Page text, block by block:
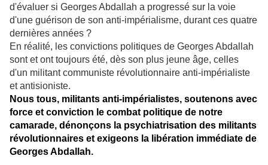
d'évaluer si Georges Abdallah a progressé sur la voie
d'une guérison de son anti-impérialisme, durant ces quatre
dernières années ?
En réalité, les convictions politiques de Georges Abdallah
sont et ont toujours été, dès son plus jeune âge, celles
d'un militant communiste révolutionnaire anti-impérialiste
et antisioniste.
Nous tous, militants anti-impérialistes, soutenons avec
force et conviction le combat politique de notre
camarade, dénonçons la psychiatrisation des militants
révolutionnaires et exigeons la libération immédiate de
Georges Abdallah.